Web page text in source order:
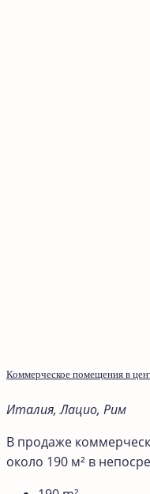
Коммерческое помещения в
Италия, Лацио, Рим
В продаже
около 190 м² в